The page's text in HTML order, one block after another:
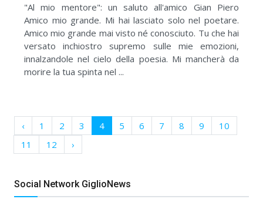
"Al mio mentore": un saluto all'amico Gian Piero
Amico mio grande. Mi hai lasciato solo nel poetare.
Amico mio grande mai visto né conosciuto. Tu che hai
versato inchiostro supremo sulle mie emozioni,
innalzandole nel cielo della poesia. Mi mancherà da
morire la tua spinta nel ...
‹ 1 2 3 4 5 6 7 8 9
10
11
12 ›
Social Network GiglioNews